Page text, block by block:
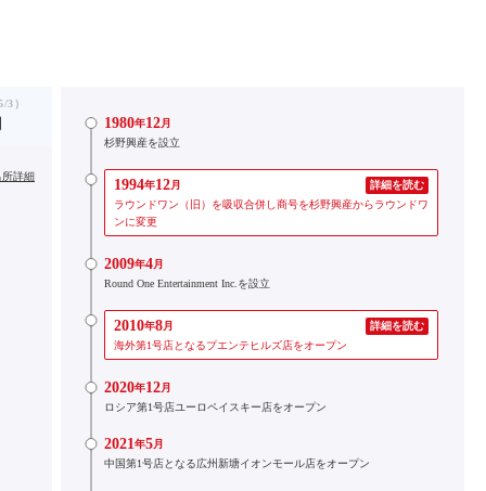
3）
所詳細
1980年12月
杉野興産を設立
1994年12月
詳細を読む
ラウンドワン（旧）を吸収合併し商号を杉野興産からラウンドワ
ンに変更
2009年4月
Round One Entertainment Inc.を設立
2010年8月
詳細を読む
海外第1号店となるプエンテヒルズ店をオープン
2020年12月
ロシア第1号店ユーロペイスキー店をオープン
2021年5月
中国第1号店となる広州新塘イオンモール店をオープン